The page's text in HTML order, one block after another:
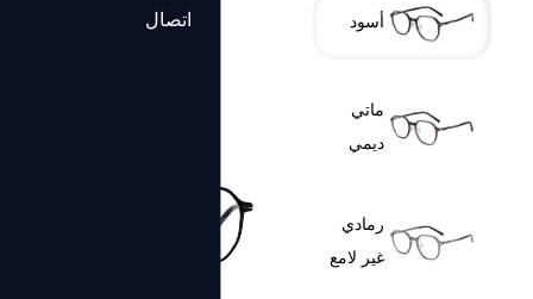
اتصال أسود
ماتي
ديمي
رمادي
غير لامع